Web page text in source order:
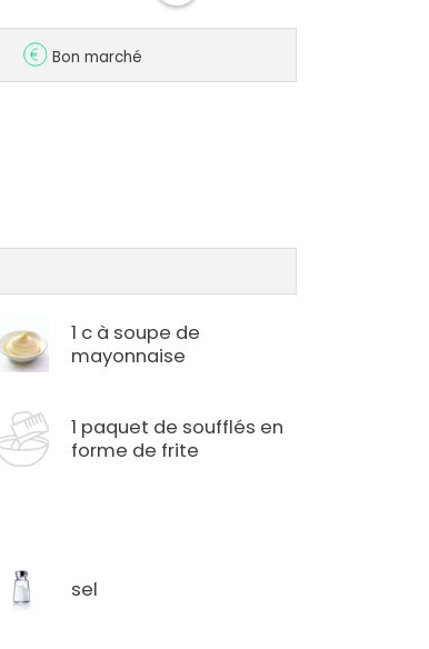
Bon marché
1 c à soupe de
mayonnaise
1 paquet de soufflés en
forme de frite
sel